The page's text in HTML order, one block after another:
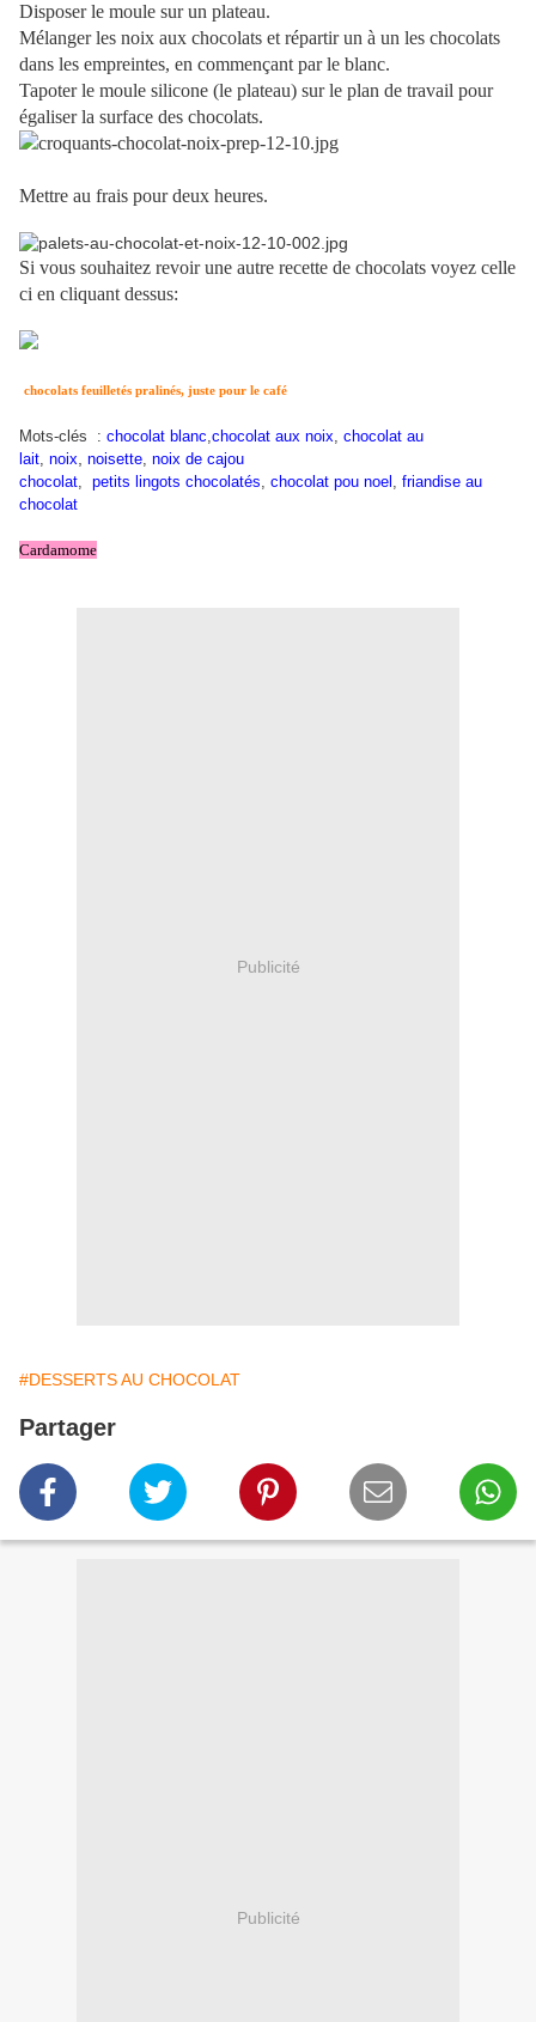
Disposer le moule sur un plateau.
Mélanger les noix aux chocolats et répartir un à un les chocolats
dans les empreintes, en commençant par le blanc.
Tapoter le moule silicone (le plateau) sur le plan de travail pour
égaliser la surface des chocolats.
Mettre au frais pour deux heures.
Si vous souhaitez revoir une autre recette de chocolats voyez celle
ci en cliquant dessus:
chocolats feuilletés pralinés, juste pour le café
Mots-clés : chocolat blanc,chocolat aux noix, chocolat au
lait, noix noisette, noix de cajou
chocolat, petits lingots chocolatés, chocolat pou noel , friandise au
chocolat
Cardamome
Publicité
#DESSERTS AU CHOCOLAT
Partager
Publicité